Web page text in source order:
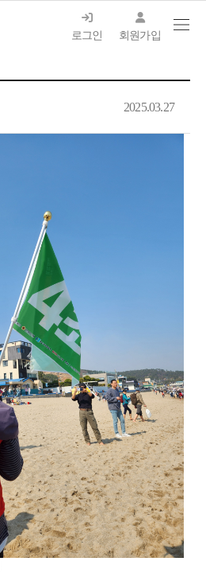
로그인 회원가입
2025.03.27